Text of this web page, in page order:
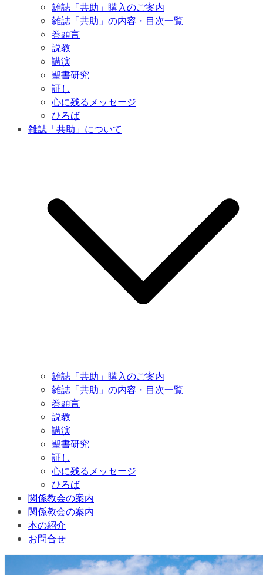
雑誌「共助」購入のご案内
雑誌「共助」の内容・目次一覧
巻頭言
説教
講演
聖書研究
証し
心に残るメッセージ
ひろば
雑誌「共助」について
雑誌「共助」購入のご案内
雑誌「共助」の内容・目次一覧
巻頭言
説教
講演
聖書研究
証し
心に残るメッセージ
ひろば
関係教会の案内
関係教会の案内
本の紹介
お問合せ